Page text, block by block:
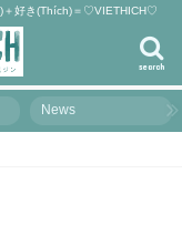
＋好き(Thích)＝♡VIETHICH♡
search
News